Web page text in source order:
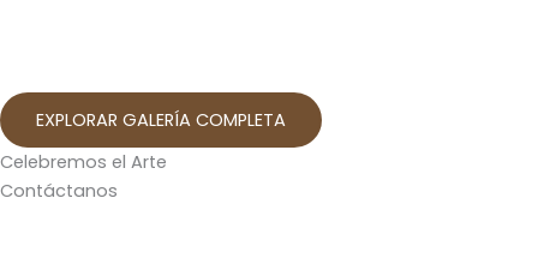
EXPLORAR GALERÍA COMPLETA
Celebremos el Arte
Contáctanos